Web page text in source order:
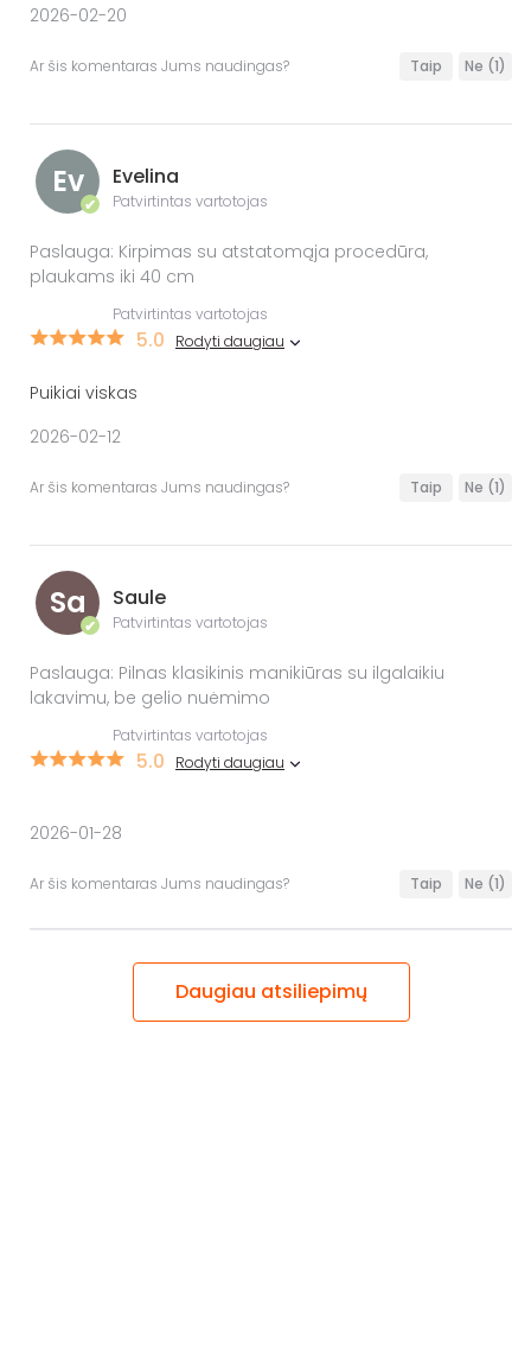
2026-02-20
Ar šis komentaras Jums naudingas? Taip Ne (1)
Ev
✔
Evelina
Patvirtintas vartotojas
Paslauga: Kirpimas su atstatomąja procedūra,
plaukams iki 40 cm
Patvirtintas vartotojas
5.0 Rodyti daugiau
Puikiai viskas
2026-02-12
Ar šis komentaras Jums naudingas? Taip Ne (1)
Sa
✔
Saule
Patvirtintas vartotojas
Paslauga: Pilnas klasikinis manikiūras su ilgalaikiu
lakavimu, be gelio nuėmimo
Patvirtintas vartotojas
5.0 Rodyti daugiau
2026-01-28
Ar šis komentaras Jums naudingas? Taip Ne (1)
Daugiau atsiliepimų